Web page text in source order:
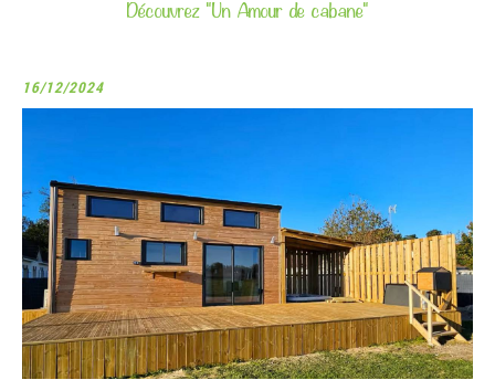
Découvrez "Un Amour de cabane"
16/12/2024